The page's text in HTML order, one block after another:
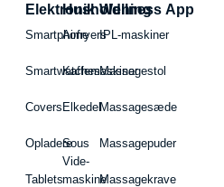
Elektronik
Smartphone
Smartwatches
Covers
Opladere
Tablets
Husholdning
Airfryers
Kaffemaskiner
Elkedel
Sous
Vide-
maskine
Wellness App
IPL-maskiner
Massagestol
Massagesæde
Massagepuder
Massagekrave